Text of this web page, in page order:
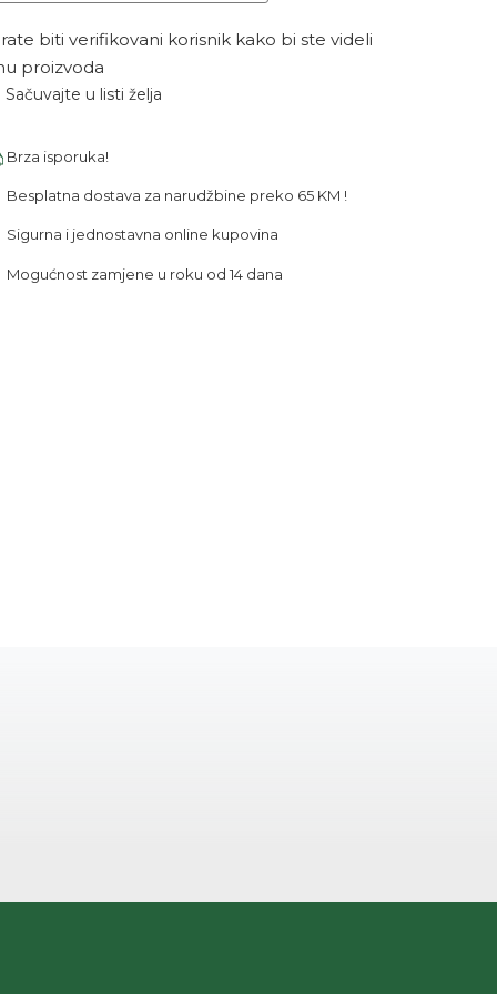
biti verifikovani korisnik kako bi ste videli
proizvoda
Sačuvajte u listi želja
Brza isporuka!
Besplatna dostava za narudžbine preko 65 KM !
Sigurna i jednostavna online kupovina
Mogućnost zamjene u roku od 14 dana